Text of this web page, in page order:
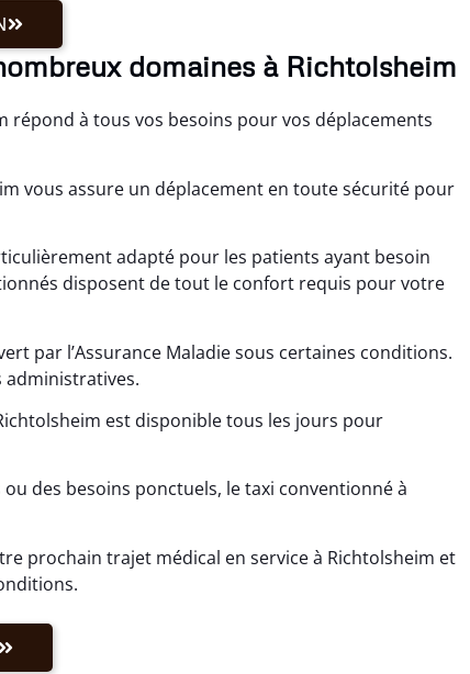
domaines à Richtolsheim
répond à tous vos besoins pour vos déplacements
vous assure un déplacement en toute sécurité pour
adapté pour les patients ayant besoin
disposent de tout le confort requis pour votre
par l’Assurance Maladie sous certaines conditions.
administratives.
est disponible tous les jours pour
des besoins ponctuels, le taxi conventionné à
prochain trajet médical en service à Richtolsheim et